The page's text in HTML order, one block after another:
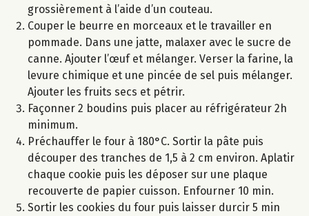
grossièrement à l’aide d’un couteau.
Couper le beurre en morceaux et le travailler en
pommade. Dans une jatte, malaxer avec le sucre de
canne. Ajouter l’œuf et mélanger. Verser la farine, la
levure chimique et une pincée de sel puis mélanger.
Ajouter les fruits secs et pétrir.
Façonner 2 boudins puis placer au réfrigérateur 2h
minimum.
Préchauffer le four à 180°C. Sortir la pâte puis
découper des tranches de 1,5 à 2 cm environ. Aplatir
chaque cookie puis les déposer sur une plaque
recouverte de papier cuisson. Enfourner 10 min.
Sortir les cookies du four puis laisser durcir 5 min